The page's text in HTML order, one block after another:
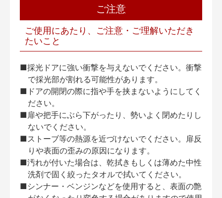
ご注意
ご使用にあたり、ご注意・ご理解いただき
たいこと
■採光ドアに強い衝撃を与えないでください。衝撃
で採光部が割れる可能性があります。
■ドアの開閉の際に指や手を挟まないようにしてく
ださい。
■扉や把手にぶら下がったり、勢いよく閉めたりし
ないでください。
■ストーブ等の熱源を近づけないでください。扉反
りや表面の歪みの原因になります。
■汚れが付いた場合は、乾拭きもしくは薄めた中性
洗剤で固く絞ったタオルで拭いてください。
■シンナー・ベンジンなどを使用すると、表面の艶